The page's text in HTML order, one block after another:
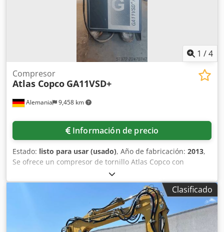
1 /4
Alemania 9,458 km
Compresor
Atlas Copco GA11VSD+
Información de precio
Estado: listo para usar (usado), Año de fabricación: 2013,
Se ofrece un compresor de tornillo Atlas Copco con
secador frigorífico integrado. Potencia: 11 kW, velocidad
del motor: 7700 rpm, presión de funcionamiento: 12,75
bares, caudal: 32 l/s, regulación de velocidad, horas de
funcionamiento: 9035 h, peso: 271 kg. Es posible realizar
una inspección en las instalaciones. Cjdpfx Aajzq Ec Ne
Clasificado